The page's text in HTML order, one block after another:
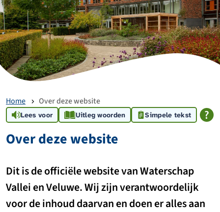
Home Over deze website
Lees voor Uitleg woorden Simpele tekst
Over deze website
Dit is de officiële website van Waterschap
Vallei en Veluwe. Wij zijn verantwoordelijk
voor de inhoud daarvan en doen er alles aan